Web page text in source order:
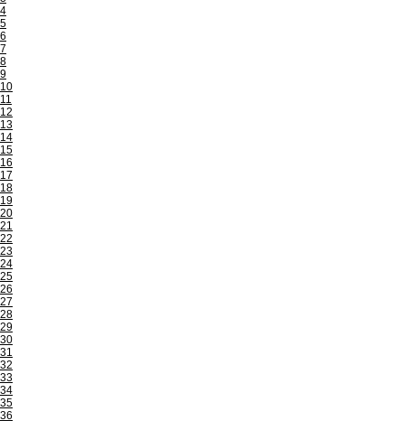
4
5
6
7
8
9
10
11
12
13
14
15
16
17
18
19
20
21
22
23
24
25
26
27
28
29
30
31
32
33
34
35
36